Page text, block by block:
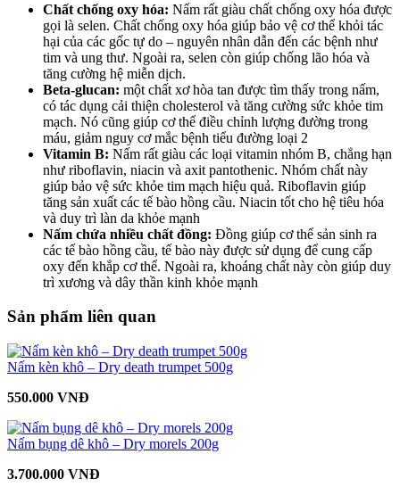
Chất chống oxy hóa: Nấm rất giàu chất chống oxy hóa được
gọi là selen. Chất chống oxy hóa giúp bảo vệ cơ thể khỏi tác
hại của các gốc tự do – nguyên nhân dẫn đến các bệnh như
tim và ung thư. Ngoài ra, selen còn giúp chống lão hóa và
tăng cường hệ miễn dịch.
Beta-glucan: một chất xơ hòa tan được tìm thấy trong nấm,
có tác dụng cải thiện cholesterol và tăng cường sức khỏe tim
mạch. Nó cũng giúp cơ thể điều chỉnh lượng đường trong
máu, giảm nguy cơ mắc bệnh tiểu đường loại 2
Vitamin B: Nấm rất giàu các loại vitamin nhóm B, chẳng hạn
như riboflavin, niacin và axit pantothenic. Nhóm chất này
giúp bảo vệ sức khỏe tim mạch hiệu quả. Riboflavin giúp
tăng sản xuất các tế bào hồng cầu. Niacin tốt cho hệ tiêu hóa
và duy trì làn da khỏe mạnh
Nấm chứa nhiều chất đồng: Đồng giúp cơ thể sản sinh ra
các tế bào hồng cầu, tế bào này được sử dụng để cung cấp
oxy đến khắp cơ thể. Ngoài ra, khoáng chất này còn giúp duy
trì xương và dây thần kinh khỏe mạnh
Sản phẩm liên quan
Nấm kèn khô – Dry death trumpet 500g
550.000 VNĐ
Nấm bụng dê khô – Dry morels 200g
3.700.000 VNĐ